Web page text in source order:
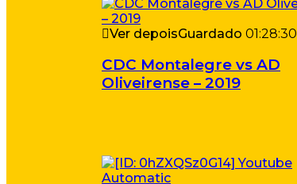
Ver depoisGuardado 01:28:30
CDC Montalegre vs AD
Oliveirense – 2019